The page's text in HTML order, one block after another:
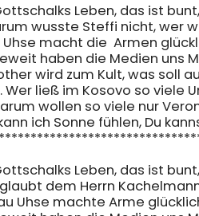
Leben, das ist
wusste Steffi nicht, wer
Uhse macht die  Armen
haben die Medien uns
wird zum Kult, was soll
Wer ließ im Kosovo so viele
wollen so viele nur
ich Sonne fühlen, Du
Leben, das ist
glaubt dem Herrn
Uhse machte Arme